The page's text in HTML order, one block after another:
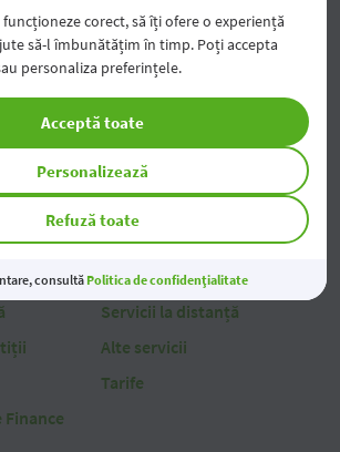
Servicii la distanță
Alte servicii
Tarife
Finance
AgroFabrica
Servicii la distanță
Alte servicii
Tarife
corect, să îți ofere o experiență
să-l îmbunătățim în timp. Poți accepta
personaliza preferințele.
Refuză toate
Personalizează
Acceptă toate
consultă Politica de confidențialitate